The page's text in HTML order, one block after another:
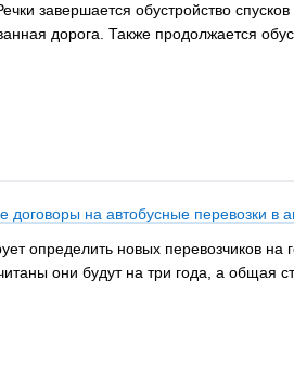
завершается обустройство
дорога. Также продолжается
на автобусные перевозки в
определить новых перевозчиков
они будут на три года, а общая